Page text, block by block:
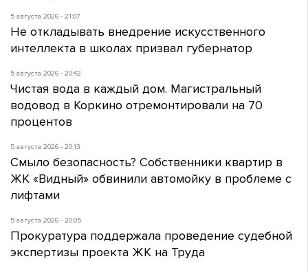
5 августа 2026 - 21:07
Не откладывать внедрение искусственного
интеллекта в школах призвал губернатор
5 августа 2026 - 20:42
Чистая вода в каждый дом. Магистральный
водовод в Коркино отремонтировали на 70
процентов
5 августа 2026 - 20:13
Смыло безопасность? Собственники квартир в
ЖК «Видный» обвинили автомойку в проблеме с
лифтами
5 августа 2026 - 20:05
Прокуратура поддержала проведение судебной
экспертизы проекта ЖК на Труда